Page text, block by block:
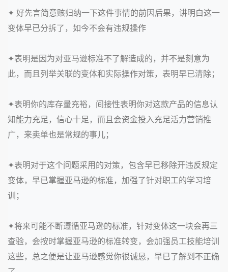
✦ 好先言简意赅归纳一下这件事情的前因后果，讲明白这一
变体早已分拆了，如今不会有违规操作
✦表明是因为对亚马逊标准不了解造成的，并不是刻意为
此，而且列举关联的变体和实际操作对策，表明早已清除；
✦表明你的库存量充裕，间接性表明你对这款产品的信息认
知能力充足，信心十足，而且会资金投入充足活力营销推
广，来卖单也是常规的事儿；
✦表明对于这个问题采用的对策，包含早已移除开违反规定
变体，早已掌握亚马逊的标准，加强了针对职工的学习培
训；
✦将来可能不断遵循亚马逊的标准，针对变体这一块会再三
查验，会按时掌握亚马逊的标准转变，会加强员工技能培训
这些，总之便是让亚马逊感觉你很诚恳，早已了解到不正确